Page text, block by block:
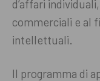
d’affari
commerciali e al
intellettuali.
Il programma di